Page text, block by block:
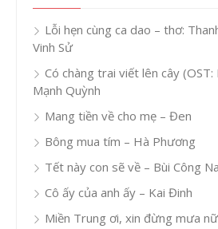
Lỗi hẹn cùng ca dao – thơ:
Vinh Sử
Có chàng trai viết lên cây (OST:
Mạnh Quỳnh
Mang tiền về cho mẹ – Đen
Bông mua tím – Hà Phương
Tết này con sẽ về – Bùi Công
Cô ấy của anh ấy – Kai Đinh
Miền Trung ơi, xin đừng mưa